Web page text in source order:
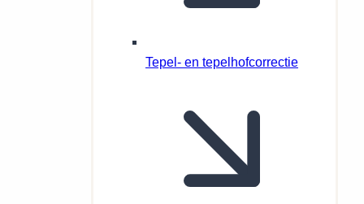
Tepel- en tepelhofcorrectie